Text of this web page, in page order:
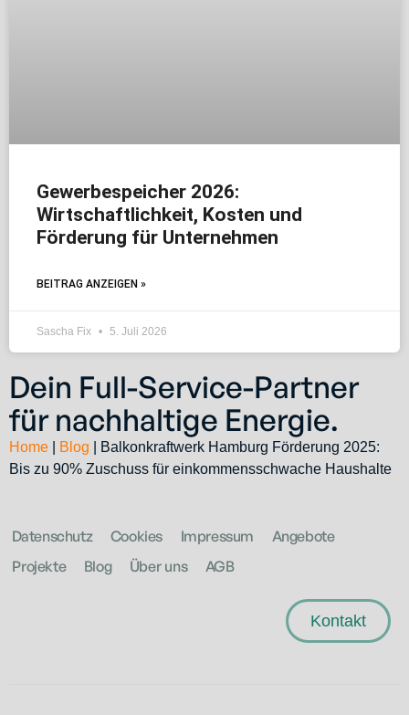
Gewerbespeicher 2026:
Wirtschaftlichkeit, Kosten und
Förderung für Unternehmen
BEITRAG ANZEIGEN »
Sascha Fix 5. Juli 2026
Dein Full-Service-Partner
für nachhaltige Energie.
Home Blog
Balkonkraftwerk Hamburg Förderung 2025:
Bis zu 90% Zuschuss für einkommensschwache Haushalte
Datenschutz Cookies Impressum
Angebote
Projekte
Blog Über uns AGB
Kontakt